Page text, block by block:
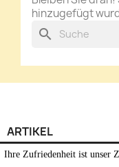
Ihre Zufriedenheit ist unser
hinzugefügt
search
ARTIKEL